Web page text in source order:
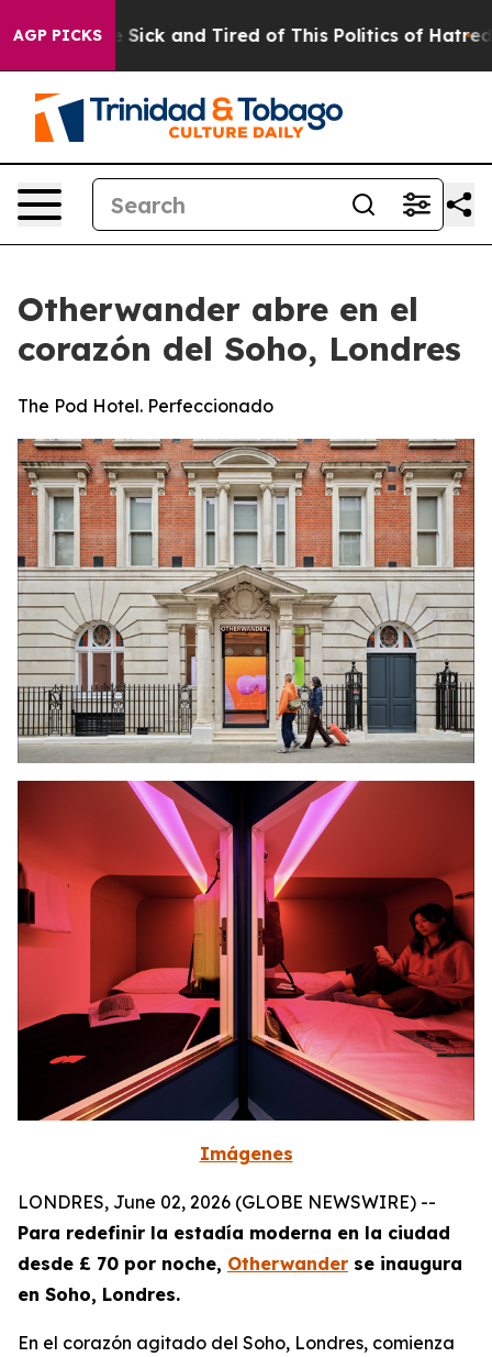
AGP PICKS
Are Sick and Tired of This Politics of Hatred” The
Otherwander abre en el
corazón del Soho, Londres
The Pod Hotel. Perfeccionado
Imágenes
LONDRES, June 02, 2026 (GLOBE NEWSWIRE) --
Para redefinir la estadía moderna en la ciudad
desde £ 70 por noche, Otherwander se inaugura
en Soho, Londres.
En el corazón agitado del Soho, Londres, comienza